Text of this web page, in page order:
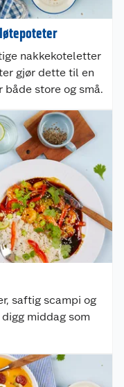
nakkekoteletter
gjør dette til en
store og små.
saftig scampi og
middag som